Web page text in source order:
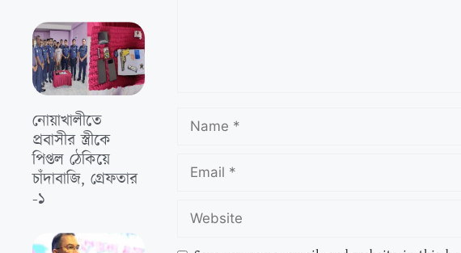
নোয়াখালীতে
প্রবাসীর স্ত্রীকে
পিপ্তল ঠেকিয়ে
চাঁদাবাজি, গ্রেফতার
-১